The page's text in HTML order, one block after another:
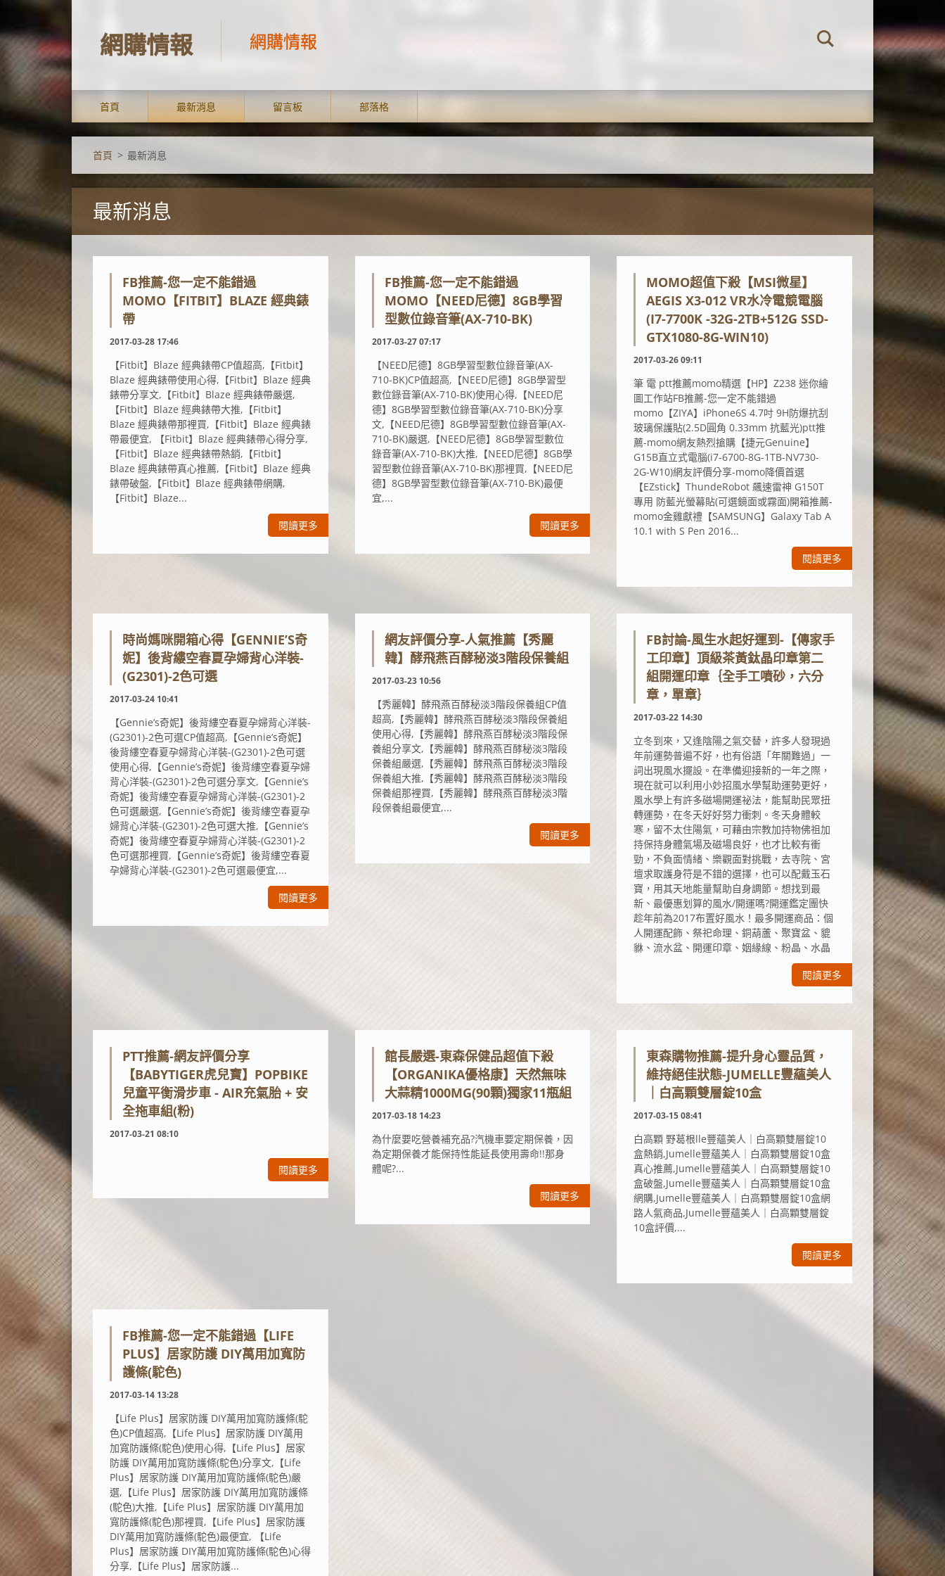
網購情報 網購情報
首頁 最新消息 留言板 部落格
首頁 > 最新消息
最新消息
FB推薦-您一定不能錯過
MOMO【FITBIT】BLAZE 經典錶
帶
2017-03-28 17:46
【Fitbit】Blaze 經典錶帶CP值超高,【Fitbit】
Blaze 經典錶帶使用心得,【Fitbit】Blaze 經典
錶帶分享文,【Fitbit】Blaze 經典錶帶嚴選,
【Fitbit】Blaze 經典錶帶大推,【Fitbit】
Blaze 經典錶帶那裡買,【Fitbit】Blaze 經典錶
帶最便宜, 【Fitbit】Blaze 經典錶帶心得分享,
【Fitbit】Blaze 經典錶帶熱銷,【Fitbit】
Blaze 經典錶帶真心推薦,【Fitbit】Blaze 經典
錶帶破盤,【Fitbit】Blaze 經典錶帶網購,
【Fitbit】Blaze...
閱讀更多
FB推薦-您一定不能錯過
MOMO【NEED尼德】8GB學習
型數位錄音筆(AX-710-BK)
2017-03-27 07:17
【NEED尼德】8GB學習型數位錄音筆(AX-
710-BK)CP值超高,【NEED尼德】8GB學習型
數位錄音筆(AX-710-BK)使用心得,【NEED尼
德】8GB學習型數位錄音筆(AX-710-BK)分享
文,【NEED尼德】8GB學習型數位錄音筆(AX-
710-BK)嚴選,【NEED尼德】8GB學習型數位
錄音筆(AX-710-BK)大推,【NEED尼德】8GB學
習型數位錄音筆(AX-710-BK)那裡買,【NEED尼
德】8GB學習型數位錄音筆(AX-710-BK)最便
宜,...
閱讀更多
MOMO超值下殺【MSI微星】
AEGIS X3-012 VR水冷電競電腦
(I7-7700K -32G-2TB+512G SSD-
GTX1080-8G-WIN10)
2017-03-26 09:11
筆 電 ptt推薦momo精選【HP】Z238 迷你繪
圖工作站FB推薦-您一定不能錯過
momo【ZIYA】iPhone6S 4.7吋 9H防爆抗刮
玻璃保護貼(2.5D圓角 0.33mm 抗藍光)ptt推
薦-momo網友熱烈搶購【捷元Genuine】
G15B直立式電腦(i7-6700-8G-1TB-NV730-
2G-W10)網友評價分享-momo降價首選
【EZstick】ThundeRobot 飆速雷神 G150T
專用 防藍光螢幕貼(可選鏡面或霧面)開箱推薦-
momo金雞獻禮【SAMSUNG】Galaxy Tab A
10.1 with S Pen 2016...
閱讀更多
時尚媽咪開箱心得【GENNIE’S奇
妮】後背縷空春夏孕婦背心洋裝-
(G2301)-2色可選
2017-03-24 10:41
【Gennie’s奇妮】後背縷空春夏孕婦背心洋裝-
(G2301)-2色可選CP值超高,【Gennie’s奇妮】
後背縷空春夏孕婦背心洋裝-(G2301)-2色可選
使用心得,【Gennie’s奇妮】後背縷空春夏孕婦
背心洋裝-(G2301)-2色可選分享文,【Gennie’s
奇妮】後背縷空春夏孕婦背心洋裝-(G2301)-2
色可選嚴選,【Gennie’s奇妮】後背縷空春夏孕
婦背心洋裝-(G2301)-2色可選大推,【Gennie’s
奇妮】後背縷空春夏孕婦背心洋裝-(G2301)-2
色可選那裡買,【Gennie’s奇妮】後背縷空春夏
孕婦背心洋裝-(G2301)-2色可選最便宜,...
閱讀更多
網友評價分享-人氣推薦【秀麗
韓】酵飛燕百酵秘淡3階段保養組
2017-03-23 10:56
【秀麗韓】酵飛燕百酵秘淡3階段保養組CP值
超高,【秀麗韓】酵飛燕百酵秘淡3階段保養組
使用心得,【秀麗韓】酵飛燕百酵秘淡3階段保
養組分享文,【秀麗韓】酵飛燕百酵秘淡3階段
保養組嚴選,【秀麗韓】酵飛燕百酵秘淡3階段
保養組大推,【秀麗韓】酵飛燕百酵秘淡3階段
保養組那裡買,【秀麗韓】酵飛燕百酵秘淡3階
段保養組最便宜,...
閱讀更多
FB討論-風生水起好運到-【傳家手
工印章】頂級茶黃鈦晶印章第二
組開運印章｛全手工噴砂，六分
章，單章｝
2017-03-22 14:30
立冬到來，又逢陰陽之氣交替，許多人發現過
年前運勢普遍不好，也有俗語「年關難過」一
詞出現風水擺設。在準備迎接新的一年之際，
現在就可以利用小妙招風水學幫助運勢更好，
風水學上有許多磁場開運祕法，能幫助民眾扭
轉運勢，在冬天好好努力衝刺。冬天身體較
寒，留不太住陽氣，可藉由宗教加持物佛祖加
持保持身體氣場及磁場良好，也才比較有衝
勁，不負面情緒、樂觀面對挑戰，去寺院、宮
壇求取護身符是不錯的選擇，也可以配戴玉石
寶，用其天地能量幫助自身調節。想找到最
新、最優惠划算的風水/開運嗎?開運鑑定團快
趁年前為2017布置好風水！最多開運商品：個
人開運配飾、祭祀命理、銅葫蘆、聚寶盆、貔
貅、流水盆、開運印章、姻緣線、粉晶、水晶
閱讀更多
PTT推薦-網友評價分享
【BABYTIGER虎兒寶】POPBIKE
兒童平衡滑步車 - AIR充氣胎 + 安
全拖車組(粉)
2017-03-21 08:10
閱讀更多
館長嚴選-東森保健品超值下殺
【ORGANIKA優格康】天然無味
大蒜精1000MG(90顆)獨家11瓶組
2017-03-18 14:23
為什麼要吃營養補充品?汽機車要定期保養，因
為定期保養才能保持性能延長使用壽命!!那身
體呢?...
閱讀更多
東森購物推薦-提升身心靈品質，
維持絕佳狀態-JUMELLE豐蘊美人
｜白高顆雙層錠10盒
2017-03-15 08:41
白高顆 野葛根lle豐蘊美人｜白高顆雙層錠10
盒熱銷,Jumelle豐蘊美人｜白高顆雙層錠10盒
真心推薦,Jumelle豐蘊美人｜白高顆雙層錠10
盒破盤,Jumelle豐蘊美人｜白高顆雙層錠10盒
網購,Jumelle豐蘊美人｜白高顆雙層錠10盒網
路人氣商品,Jumelle豐蘊美人｜白高顆雙層錠
10盒評價,...
閱讀更多
FB推薦-您一定不能錯過【LIFE
PLUS】居家防護 DIY萬用加寬防
護條(駝色)
2017-03-14 13:28
【Life Plus】居家防護 DIY萬用加寬防護條(駝
色)CP值超高,【Life Plus】居家防護 DIY萬用
加寬防護條(駝色)使用心得,【Life Plus】居家
防護 DIY萬用加寬防護條(駝色)分享文,【Life
Plus】居家防護 DIY萬用加寬防護條(駝色)嚴
選,【Life Plus】居家防護 DIY萬用加寬防護條
(駝色)大推,【Life Plus】居家防護 DIY萬用加
寬防護條(駝色)那裡買,【Life Plus】居家防護
DIY萬用加寬防護條(駝色)最便宜, 【Life
Plus】居家防護 DIY萬用加寬防護條(駝色)心得
分享,【Life Plus】居家防護...